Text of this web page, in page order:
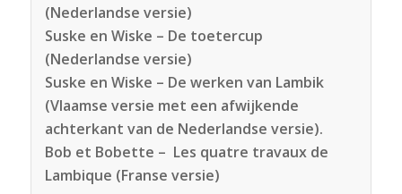
(Nederlandse versie)
Suske en Wiske – De toetercup
(Nederlandse versie)
Suske en Wiske – De werken van Lambik
(Vlaamse versie met een afwijkende
achterkant van de Nederlandse versie).
Bob et Bobette – Les quatre travaux de
Lambique (Franse versie)